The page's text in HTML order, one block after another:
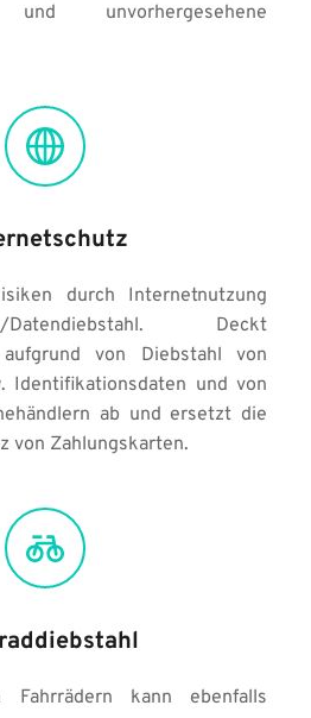
und unvorhergesehene
durch Internetnutzung
Deckt
aufgrund von Diebstahl von
Identifikationsdaten und von
ab und ersetzt die
von Zahlungskarten.
kann ebenfalls